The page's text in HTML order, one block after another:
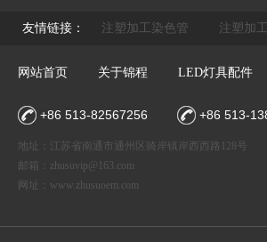
友情链接： 注塑加工染色管 注塑加
网站首页 关于锦程 LED灯具配件
+86 513-82567256 +86 513-
地址：江苏省南通市通州区骑岸镇岸西西路128号
邮箱： zhusuvip@163.com
网址： www.zhusuoem.com